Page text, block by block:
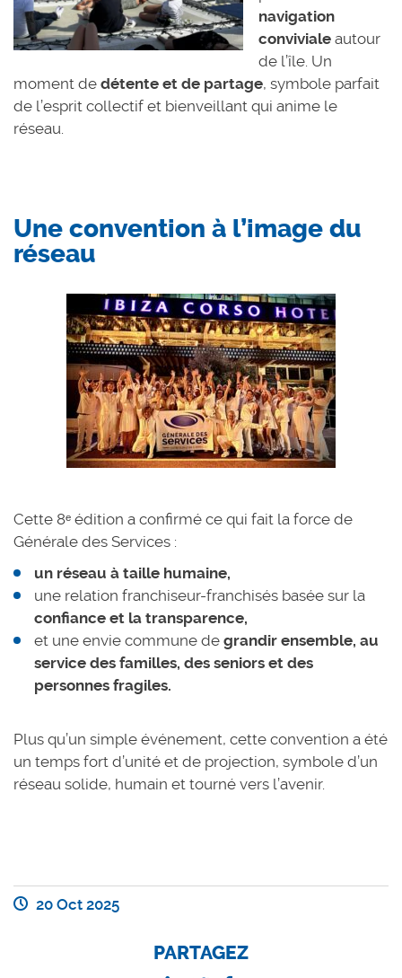
navigation
conviviale autour
de l’île. Un
moment de détente et de partage, symbole parfait
de l’esprit collectif et bienveillant qui anime le
réseau.
Une convention à l’image du
réseau
Cette 8ᵉ édition a confirmé ce qui fait la force de
Générale des Services :
un réseau à taille humaine,
une relation franchiseur-franchisés basée sur la
confiance et la transparence,
et une envie commune de grandir ensemble, au
service des familles, des seniors et des
personnes fragiles.
Plus qu’un simple événement, cette convention a été
un temps fort d’unité et de projection, symbole d’un
réseau solide, humain et tourné vers l’avenir.
20 Oct 2025
PARTAGEZ